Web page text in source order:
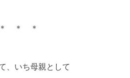
＊ ＊ ＊
、いち母親として